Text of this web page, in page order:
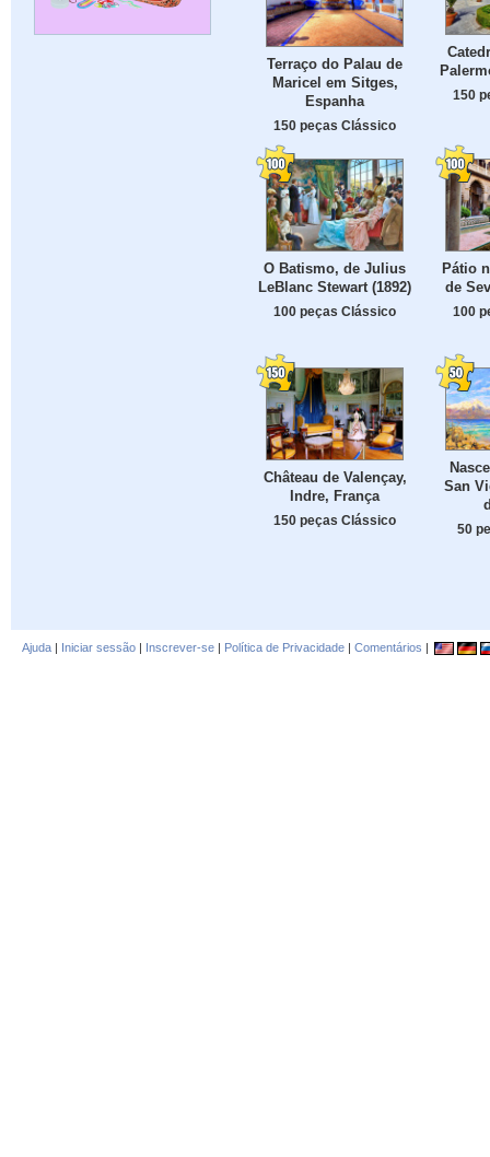
Terraço do Palau de
Maricel em Sitges,
Espanha
150 peças Clássico
150
O Batismo, de Julius
LeBlanc Stewart (1892)
100 peças Clássico
Pátio
de
100
Château de Valençay,
Indre, França
150 peças Clássico
San
50
Ajuda | Iniciar sessão | Inscrever-se | Política de Privacidade | Comentários |